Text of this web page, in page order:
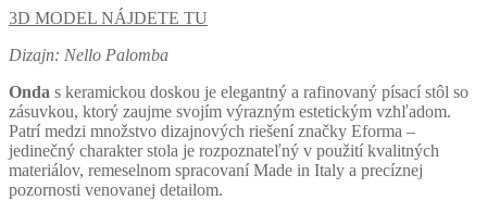
3D MODEL NÁJDETE TU
Dizajn: Nello Palomba
Onda s keramickou doskou je elegantný a rafinovaný písací stôl so
zásuvkou, ktorý zaujme svojím výrazným estetickým vzhľadom.
Patrí medzi množstvo dizajnových riešení značky Eforma –
jedinečný charakter stola je rozpoznateľný v použití kvalitných
materiálov, remeselnom spracovaní Made in Italy a precíznej
pozornosti venovanej detailom.